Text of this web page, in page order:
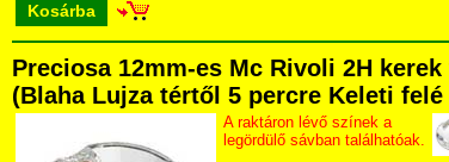
Kosárba
Preciosa 12mm-es Mc Rivoli 2H
(Blaha Lujza tértől 5 percre Keleti
A raktáron lévő színek a
legördülő sávban találhatóak.